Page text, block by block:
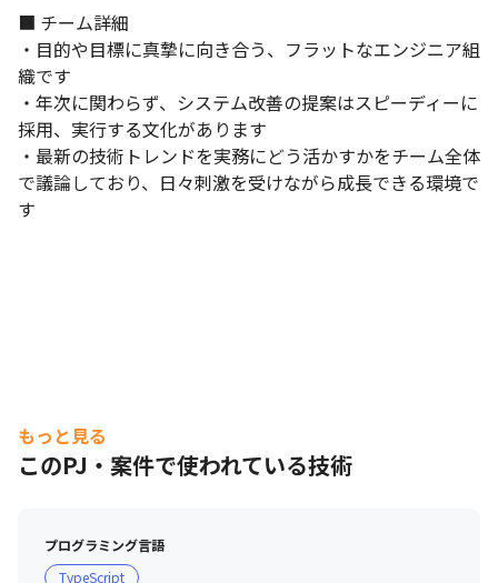
■ チーム詳細
・目的や目標に真摯に向き合う、フラットなエンジニア組
織です
・年次に関わらず、システム改善の提案はスピーディーに
採用、実行する文化があります
・最新の技術トレンドを実務にどう活かすかをチーム全体
で議論しており、日々刺激を受けながら成長できる環境で
す
もっと見る
このPJ・案件で使われている技術
プログラミング言語
TypeScript